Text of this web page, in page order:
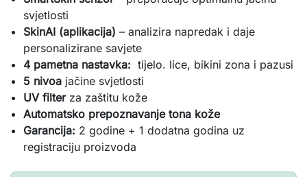
svjetlosti
SkinAI (aplikacija) – analizira napredak i daje
personalizirane savjete
4 pametna nastavka: tijelo. lice, bikini zona i pazusi
5 nivoa jačine svjetlosti
UV filterza zaštitu kože
Automatsko prepoznavanje tona kože
Garancija: 2 godine + 1 dodatna godina uz
registraciju proizvoda